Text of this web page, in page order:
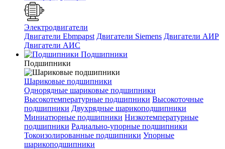
Электродвигатели
Двигатели Ebmpapst Двигатели Siemens Двигатели АИР
Двигатели АИС
Подшипники
Подшипники
Шариковые подшипники
Однорядные шариковые подшипники
Высокотемпературные подшипники Высокоточные
подшипники Двухрядные шарикоподшипники
Миниатюрные подшипники Низкотемпературные
подшипники Радиально-упорные подшипники
Токоизолированные подшипники Упорные
шарикоподшипники